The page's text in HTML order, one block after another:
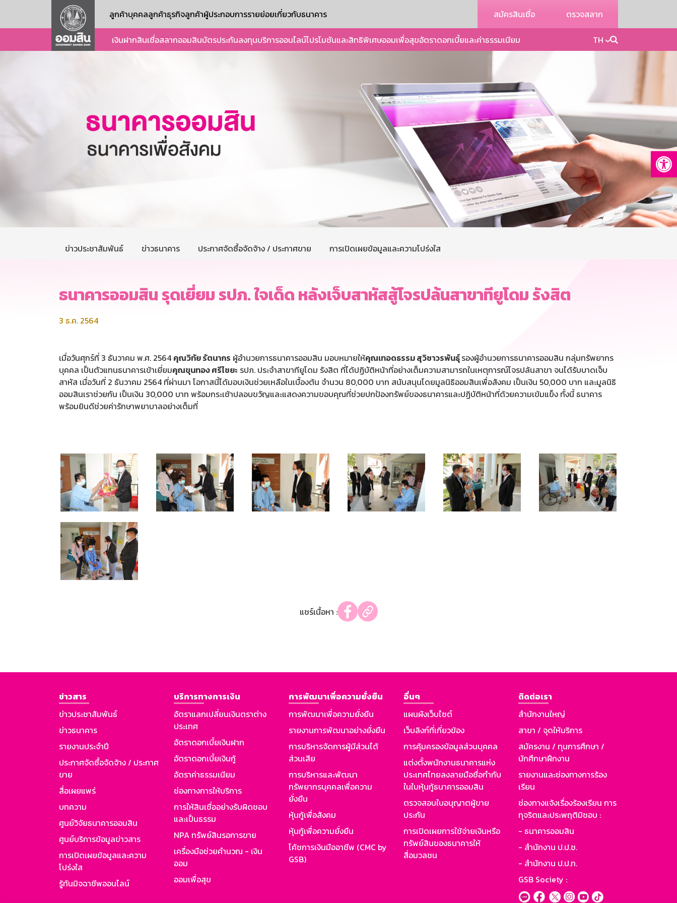
ลูกค้าบุคคลลูกค้าธุรกิจลูกค้าผู้ประกอบการรายย่อยเกี่ยวกับธนาคาร สมัครสินเชื่อ ตรวจสลาก
เงินฝากสินเชื่อสลากออมสินบัตรประกันลงทุนบริการออนไลน์โปรโมชันและสิทธิพิเศษออมเพื่อสุขอัตราดอกเบี้ยและค่าธรรมเนียม TH
ข่าวประชาสัมพันธ์ ข่าวธนาคาร ประกาศจัดซื้อจัดจ้าง / ประกาศขาย การเปิดเผยข้อมูลและความโปร่งใส
ธนาคารออมสิน รุดเยี่ยม รปภ. ใจเด็ด หลังเจ็บสาหัสสู้โจรปล้นสาขาทียูโดม รังสิต
3 ธ.ค. 2564
เมื่อวันศุกร์ที่ 3 ธันวาคม พ.ศ. 2564 คุณวิทัย รัตนากร ผู้อำนวยการธนาคารออมสิน มอบหมายให้คุณเทอดธรรม สุวิชาวรพันธุ์รองผู้อำนวยการธนาคารออมสิน กลุ่มทรัพยากร
บุคคล เป็นตัวแทนธนาคารเข้าเยี่ยมคุณขุนทอง ศรีไชยะ รปภ. ประจำสาขาทียูโดม รังสิต ที่ได้ปฏิบัติหน้าที่อย่างเต็มความสามารถในเหตุการณ์โจรปล้นสาขา จนได้รับบาดเจ็บ
สาหัส เมื่อวันที่ 2 ธันวาคม 2564 ที่ผ่านมา โอกาสนี้ได้มอบเงินช่วยเหลือในเบื้องต้น จำนวน 80,000 บาท สนับสนุนโดยมูลนิธิออมสินเพื่อสังคม เป็นเงิน 50,000 บาท และมูลนิธิ
ออมสินเราช่วยกัน เป็นเงิน 30,000 บาท พร้อมกระเช้าปลอบขวัญและแสดงความขอบคุณที่ช่วยปกป้องทรัพย์ของธนาคารและปฏิบัติหน้าที่ด้วยความเข้มแข็ง ทั้งนี้ ธนาคาร
พร้อมยินดีช่วยค่ารักษาพยาบาลอย่างเต็มที่
แชร์เนื้อหา :
ข่าวสาร
ข่าวประชาสัมพันธ์
ข่าวธนาคาร
รายงานประจำปี
ประกาศจัดซื้อจัดจ้าง / ประกาศ
ขาย
สื่อเผยแพร่
บทความ
ศูนย์วิจัยธนาคารออมสิน
ศูนย์บริการข้อมูลข่าวสาร
การเปิดเผยข้อมูลและความ
โปร่งใส
รู้ทันมิจฉาชีพออนไลน์
บริการทางการเงิน
อัตราแลกเปลี่ยนเงินตราต่าง
ประเทศ
อัตราดอกเบี้ยเงินฝาก
อัตราดอกเบี้ยเงินกู้
อัตราค่าธรรมเนียม
ช่องทางการให้บริการ
การให้สินเชื่ออย่างรับผิดชอบ
และเป็นธรรม
NPA ทรัพย์สินรอการขาย
เครื่องมือช่วยคำนวณ - เงิน
ออม
ออมเพื่อสุข
การพัฒนาเพื่อความยั่งยืน
การพัฒนาเพื่อความยั่งยืน
รายงานการพัฒนาอย่างยั่งยืน
การบริหารจัดการผู้มีส่วนได้
ส่วนเสีย
การบริหารและพัฒนา
ทรัพยากรบุคคลเพื่อความ
ยั่งยืน
หุ้นกู้เพื่อสังคม
หุ้นกู้เพื่อความยั่งยืน
โค้ชการเงินมืออาชีพ (CMC by
GSB)
อื่นๆ
แผนผังเว็บไซต์
เว็บลิงก์ที่เกี่ยวข้อง
การคุ้มครองข้อมูลส่วนบุคคล
แต่งตั้งพนักงานธนาคารแห่ง
ประเทศไทยลงลายมือชื่อกำกับ
ในใบหุ้นกู้ธนาคารออมสิน
ตรวจสอบใบอนุญาตผู้ขาย
ประกัน
การเปิดเผยการใช้จ่ายเงินหรือ
ทรัพย์สินของธนาคารให้
สื่อมวลชน
ติดต่อเรา
สำนักงานใหญ่
สาขา / จุดให้บริการ
สมัครงาน / ทุนการศึกษา /
นักศึกษาฝึกงาน
รายงานและช่องทางการร้อง
เรียน
ช่องทางแจ้งเรื่องร้องเรียน การ
ทุจริตและประพฤติมิชอบ :
- ธนาคารออมสิน
- สำนักงาน ป.ป.ช.
- สำนักงาน ป.ป.ท.
GSB Society :